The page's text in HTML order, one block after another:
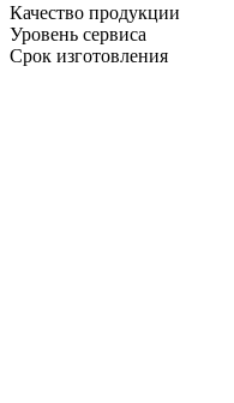
Качество продукции
Уровень сервиса
Срок изготовления